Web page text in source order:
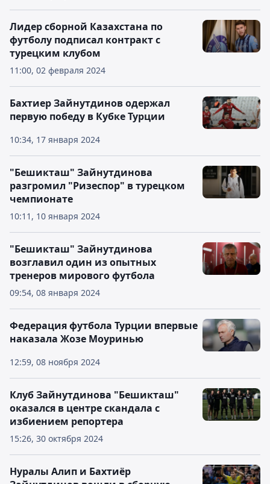
11:00, 02 февраля 2024
Лидер сборной Казахстана по
футболу подписал контракт с
турецким клубом
10:34, 17 января 2024
Бахтиер Зайнутдинов одержал
первую победу в Кубке Турции
10:11, 10 января 2024
"Бешикташ" Зайнутдинова
разгромил "Ризеспор" в турецком
чемпионате
09:54, 08 января 2024
"Бешикташ" Зайнутдинова
возглавил один из опытных
тренеров мирового футбола
12:59, 08 ноября 2024
Федерация футбола Турции впервые
наказала Жозе Моуринью
15:26, 30 октября 2024
Клуб Зайнутдинова "Бешикташ"
оказался в центре скандала с
избиением репортера
Нуралы Алип и Бахтиёр